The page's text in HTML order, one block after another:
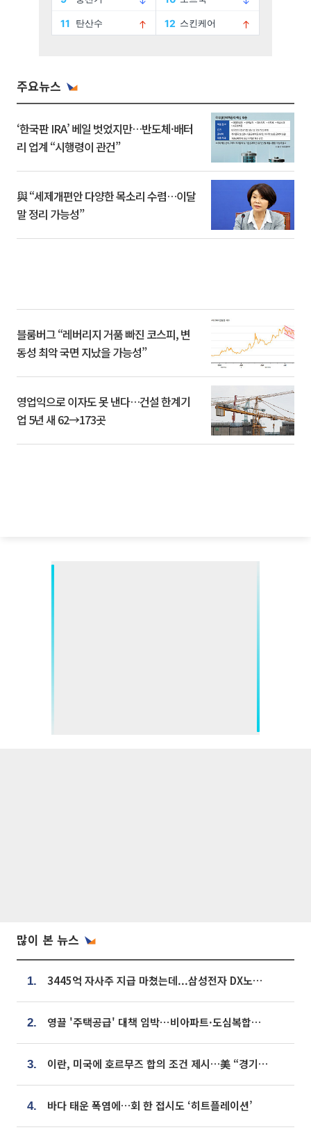
주요뉴스
‘한국판 IRA’ 베일 벗었지만…반도체·배터
리 업계 “시행령이 관건”
與 “세제개편안 다양한 목소리 수렴…이달
말 정리 가능성”
블룸버그 “레버리지 거품 빠진 코스피, 변
동성 최악 국면 지났을 가능성”
영업익으로 이자도 못 낸다…건설 한계기
업 5년 새 62→173곳
많이 본 뉴스
1. 3445억 자사주 지급 마쳤는데...삼성전자 DX노조, 뒤늦은 '떼쓰기 집회'
2. 영끌 '주택공급' 대책 임박⋯비아파트·도심복합까지 총동원
3. 이란, 미국에 호르무즈 합의 조건 제시…美 “경기 아직 안 끝나” [종합]
4. 바다 태운 폭염에…회 한 접시도 ‘히트플레이션’